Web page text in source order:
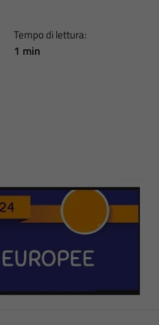
Tempo di lettura:
1 min